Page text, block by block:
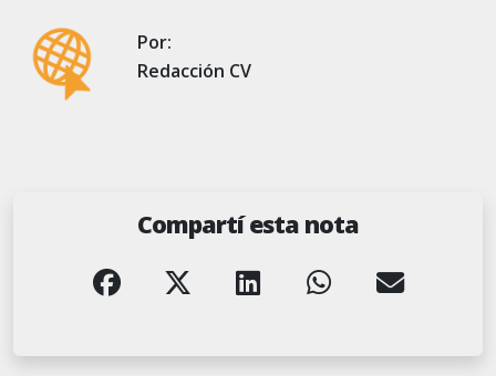
Por:
Redacción CV
Compartí esta nota